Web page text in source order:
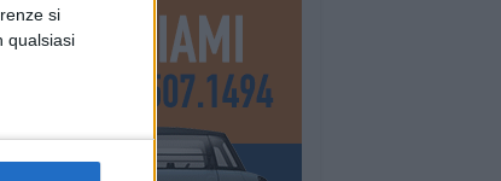
si
qualsiasi